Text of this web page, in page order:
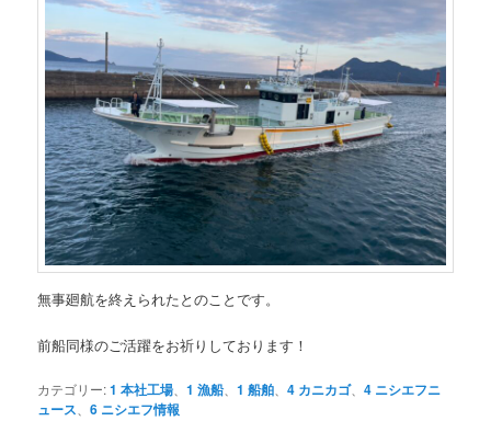
無事廻航を終えられたとのことです。
前船同様のご活躍をお祈りしております！
カテゴリー:1 本社工場 、1 漁船、1 船舶 、4 カニカゴ、4 ニシエフニ
ュース 、6 ニシエフ情報